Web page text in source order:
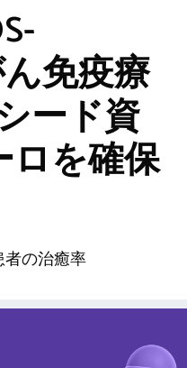
免疫療
ード資
ロを確保
者の治癒率